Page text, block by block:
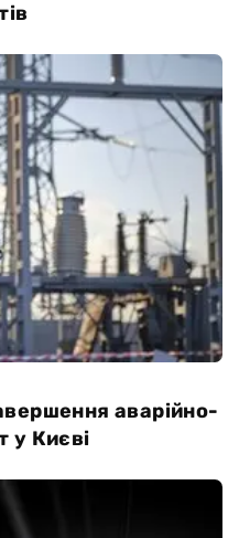
аварійно-
у Києві